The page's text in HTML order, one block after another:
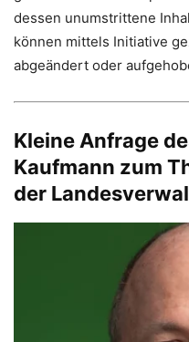
dessen unumstrittene
können mittels Initiative
abgeändert oder
Kleine Anfrage
Kaufmann zum
der